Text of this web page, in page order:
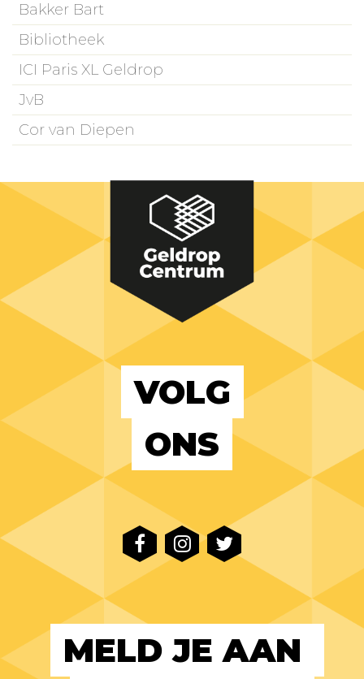
Bakker Bart
Bibliotheek
ICI Paris XL Geldrop
JvB
Cor van Diepen
VOLG
ONS
MELD JE AAN